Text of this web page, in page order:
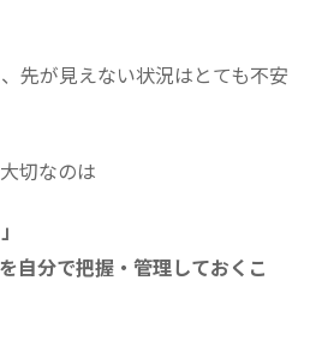
先が見えない状況はとても不安
切なのは
自分で把握・管理しておくこ